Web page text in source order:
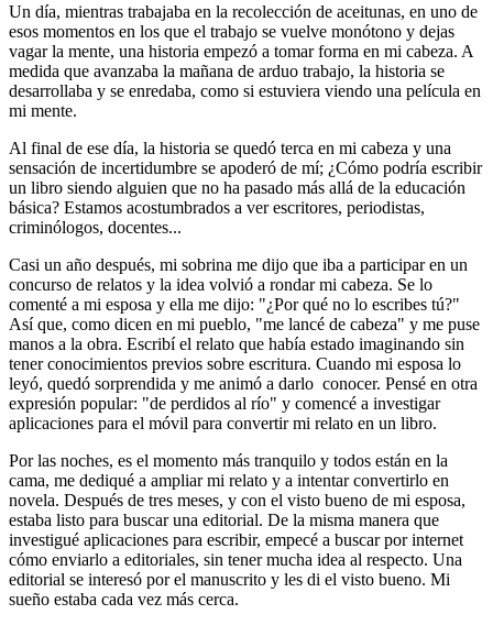
Un día, mientras trabajaba en la recolección de aceitunas, en uno de
esos momentos en los que el trabajo se vuelve monótono y dejas
vagar la mente, una historia empezó a tomar forma en mi cabeza. A
medida que avanzaba la mañana de arduo trabajo, la historia se
desarrollaba y se enredaba, como si estuviera viendo una película en
mi mente.
Al final de ese día, la historia se quedó terca en mi cabeza y una
sensación de incertidumbre se apoderó de mí; ¿Cómo podría escribir
un libro siendo alguien que no ha pasado más allá de la educación
básica? Estamos acostumbrados a ver escritores, periodistas,
criminólogos, docentes...
Casi un año después, mi sobrina me dijo que iba a participar en un
concurso de relatos y la idea volvió a rondar mi cabeza. Se lo
comenté a mi esposa y ella me dijo: "¿Por qué no lo escribes tú?"
Así que, como dicen en mi pueblo, "me lancé de cabeza" y me puse
manos a la obra. Escribí el relato que había estado imaginando sin
tener conocimientos previos sobre escritura. Cuando mi esposa lo
leyó, quedó sorprendida y me animó a darlo conocer. Pensé en otra
expresión popular: "de perdidos al río" y comencé a investigar
aplicaciones para el móvil para convertir mi relato en un libro.
Por las noches, es el momento más tranquilo y todos están en la
cama, me dediqué a ampliar mi relato y a intentar convertirlo en
novela. Después de tres meses, y con el visto bueno de mi esposa,
estaba listo para buscar una editorial. De la misma manera que
investigué aplicaciones para escribir, empecé a buscar por internet
cómo enviarlo a editoriales, sin tener mucha idea al respecto. Una
editorial se interesó por el manuscrito y les di el visto bueno. Mi
sueño estaba cada vez más cerca.